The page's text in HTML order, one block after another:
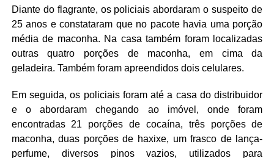
Diante do flagrante, os policiais abordaram o suspeito de
25 anos e constataram que no pacote havia uma porção
média de maconha. Na casa também foram localizadas
outras quatro porções de maconha, em cima da
geladeira. Também foram apreendidos dois celulares.
Em seguida, os policiais foram até a casa do distribuidor
e o abordaram chegando ao imóvel, onde foram
encontradas 21 porções de cocaína, três porções de
maconha, duas porções de haxixe, um frasco de lança-
perfume, diversos pinos vazios, utilizados para